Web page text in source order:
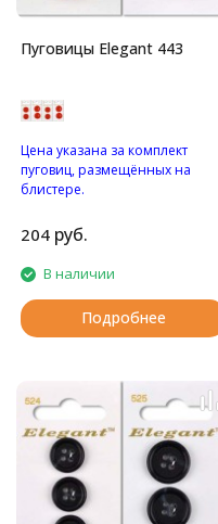
Пуговицы Elegant 443
Цена указана за комплект
пуговиц, размещённых на
блистере.
четырьмя отверстиями.
204 руб.
В наличии
Подробнее